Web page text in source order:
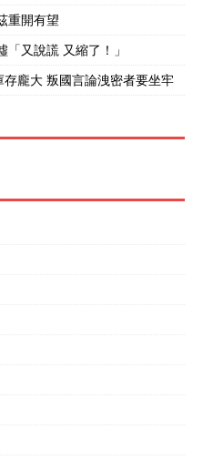
重開有望
又說謊 又縮了！」
龐大 叛國言論洩密者要坐牢